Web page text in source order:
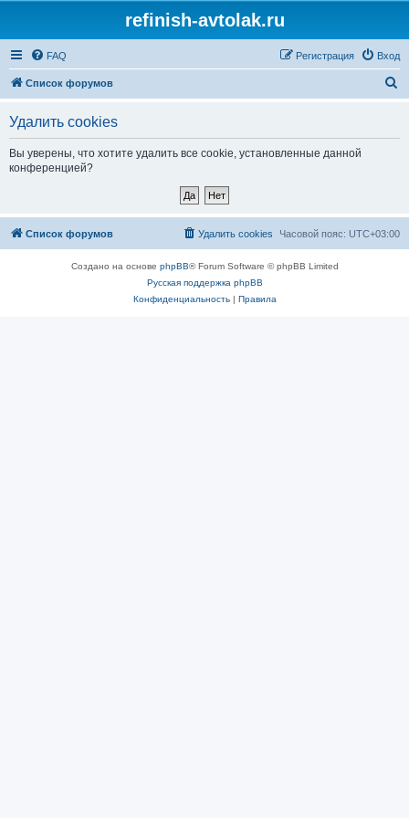
refinish-avtolak.ru
FAQ Вход
Регистрация
Список форумов
Удалить cookies
Вы уверены, что хотите удалить все cookie, установленные данной
конференцией?
Список форумов Часовой пояс: UTC+03:00
Удалить cookies
Создано на основе phpBB® Forum Software © phpBB Limited
Русская поддержка phpBB
Конфиденциальность| Правила